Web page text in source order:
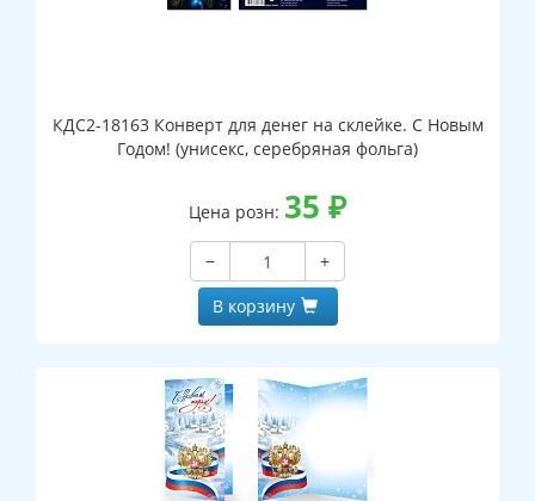
КДС2-18163 Конверт для денег на склейке. С Новым
Годом! (унисекс, серебряная фольга)
Цена розн: 35 ₽
−
+
В корзину